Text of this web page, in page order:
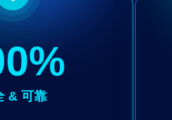
%
& 可靠